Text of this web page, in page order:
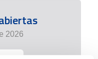
2026